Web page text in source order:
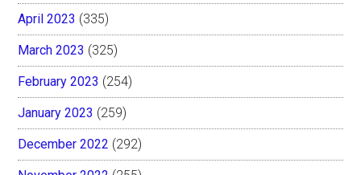
April 2023 (335)
March 2023 (325)
February 2023 (254)
January 2023 (259)
December 2022 (292)